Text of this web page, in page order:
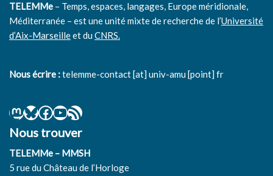
TELEMMe – Temps, espaces, langages, Europe méridionale,
Méditerranée – est une unité mixte de recherche de l’Université
d’Aix-Marseilleet duCNRS.
Nous écrire :telemme-contact [at] univ-amu [point] fr
Nous trouver
TELEMMe – MMSH
5 rue du Château de l’Horloge